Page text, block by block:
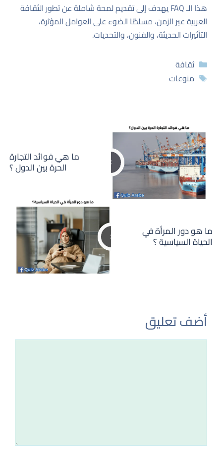
هذا الـ FAQ يهدف إلى تقديم لمحة شاملة عن تطور الثقافة
العربية عبر الزمن، مسلطًا الضوء على العوامل المؤثرة،
التأثيرات الحديثة، والفنون، والتحديات.
التصنيفات
ثقافة
الوسوم
منوعات
ما هي فوائد التجارة
الحرة بين الدول ؟
ما هو دور المرأة في
الحياة السياسية ؟
أضف تعليق